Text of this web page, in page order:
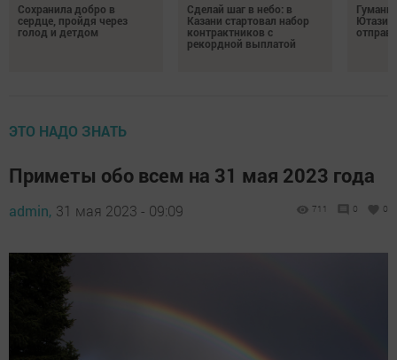
Сохранила добро в
сердце, пройдя через
голод и детдом
Сделай шаг в небо: в
Казани стартовал набор
контрактников с
рекордной выплатой
ЭТО НАДО ЗНАТЬ
Приметы обо всем на 31 мая 2023 года
admin, 31 мая 2023 - 09:09 711 0 0